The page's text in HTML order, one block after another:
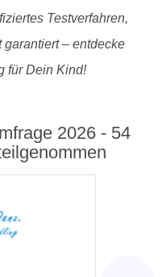
Testverfahren,
garantiert – entdecke
für Dein Kind!
2026 - 54